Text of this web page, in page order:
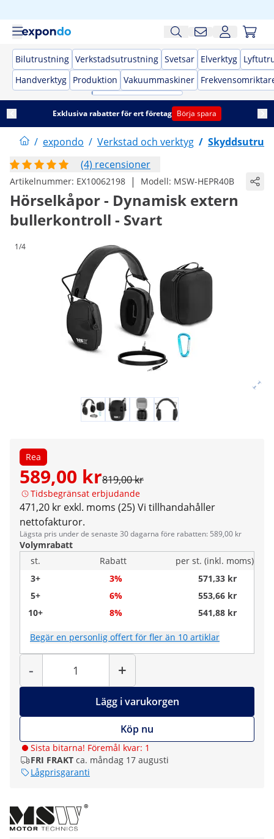
Bilutrustning Verkstadsutrustning Svetsar Elverktyg
Handverktyg Produktion Vakuummaskiner
Exklusiva rabatter för ert företag Börja spara
/ expondo / Verkstad och verktyg /
(4) recensioner
Artikelnummer: EX10062198 | Modell: MSW-HEPR40B
Hörselkåpor - Dynamisk extern
bullerkontroll - Svart
1/4
Rea
589,00 kr819,00 kr
Tidsbegränsat erbjudande
471,20 kr exkl. moms (25) Vi tillhandahåller
nettofakturor.
Lägsta pris under de senaste 30 dagarna före rabatten: 589,00 kr
Volymrabatt
st.
Rabatt
per st. (inkl. moms)
3+
3%
571,33 kr
5+
6%
553,66 kr
10+
8% 541,88 kr
Begär en personlig offert för fler än 10 artiklar
-
Antal
+
Lägg i varukorgen
Köp nu
Sista bitarna! Föremål kvar: 1
FRI FRAKT ca. måndag 17 augusti
Lågprisgaranti